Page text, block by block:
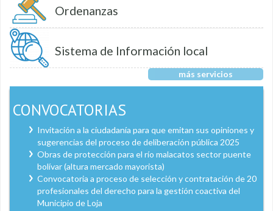
Ordenanzas
Sistema de Información local
más servicios
CONVOCATORIAS
Invitación a la ciudadanía para que emitan sus opiniones y
sugerencias del proceso de deliberación pública 2025
Obras de protección para el río malacatos sector puente
bolívar (altura mercado mayorista)
Convocatoria a proceso de selección y contratación de 20
profesionales del derecho para la gestión coactiva del
Municipio de Loja